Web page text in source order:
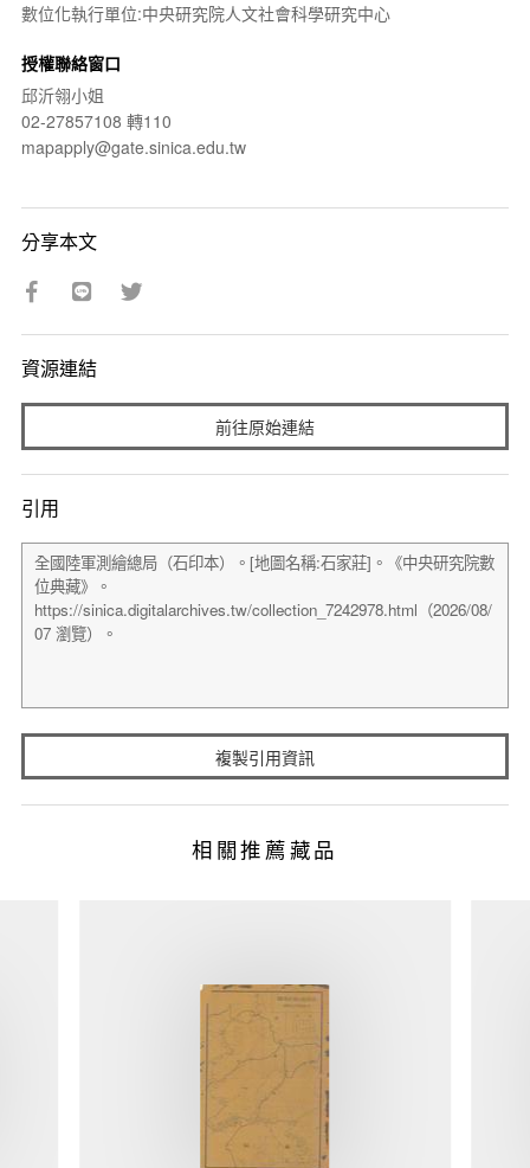
數位化執行單位:中央研究院人文社會科學研究中心
授權聯絡窗口
邱沂翎小姐
02-27857108 轉110
mapapply@gate.sinica.edu.tw
分享本文
資源連結
前往原始連結
引用
複製引用資訊
相關推薦藏品